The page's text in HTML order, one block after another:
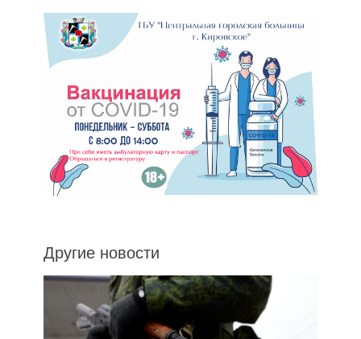
Другие новости